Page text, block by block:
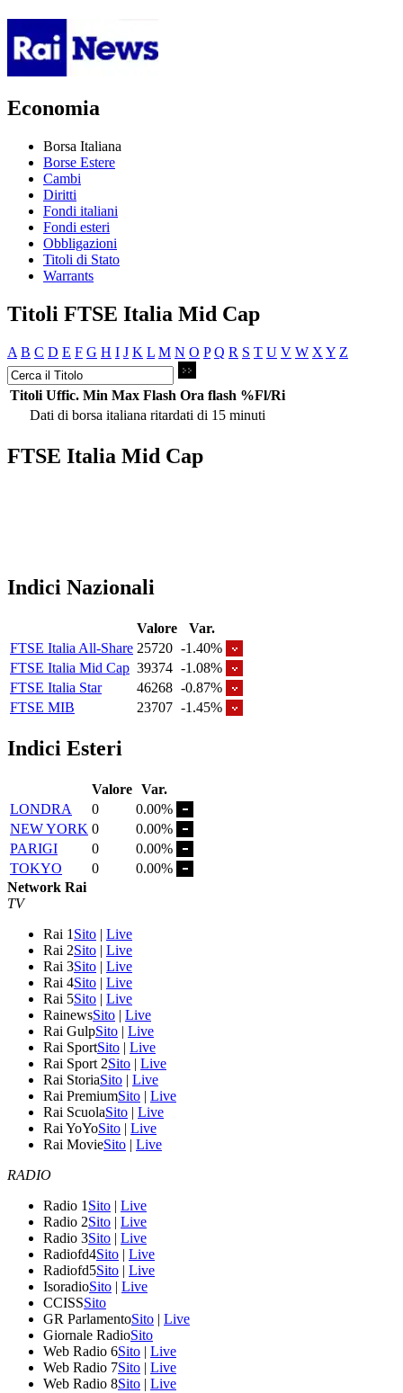
Economia
Borsa Italiana
Borse Estere
Cambi
Diritti
Fondi italiani
Fondi esteri
Obbligazioni
Titoli di Stato
Warrants
Titoli FTSE Italia Mid Cap
A B C D E F G H I J K L M N O P Q R S T U V W X Y Z
Titoli Uffic. Min Max Flash Ora flash %Fl/Ri
Dati di borsa italiana ritardati di 15 minuti
FTSE Italia Mid Cap
Indici Nazionali
Valore
Var.
FTSE Italia All-Share 25720 -1.40%
FTSE Italia Mid Cap 39374 -1.08%
FTSE Italia Star
46268 -0.87%
FTSE MIB
23707 -1.45%
Indici Esteri
Valore Var.
LONDRA
0
0.00%
NEW YORK 0
0.00%
PARIGI
0
0.00%
TOKYO
0
0.00%
Network Rai
TV
Rai 1 Sito | Live
Rai 2Sito | Live
Rai 3Sito | Live
Rai 4Sito | Live
Rai 5Sito | Live
RainewsSito | Live
Rai GulpSito | Live
Rai SportSito | Live
Rai Sport 2Sito | Live
Rai StoriaSito | Live
Rai PremiumSito | Live
Rai ScuolaSito | Live
Rai YoYoSito | Live
Rai MovieSito | Live
RADIO
Radio 1 Sito | Live
Radio 2Sito | Live
Radio 3Sito | Live
Radiofd4Sito | Live
Radiofd5Sito | Live
IsoradioSito | Live
CCISSSito
GR ParlamentoSito | Live
Giornale RadioSito
Web Radio 6Sito | Live
Web Radio 7Sito | Live
Web Radio 8Sito | Live